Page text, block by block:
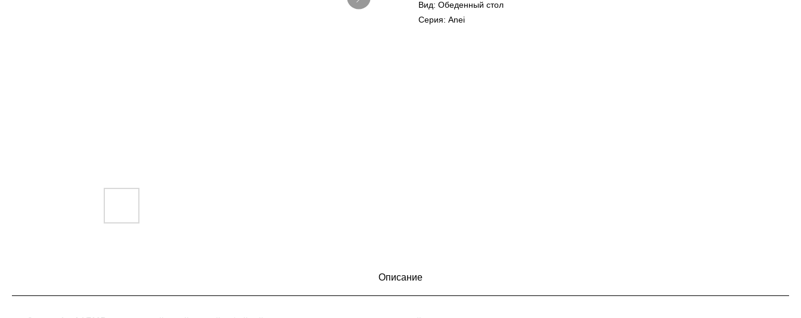
Вид: Обеденный стол
Серия: Anei
Описание